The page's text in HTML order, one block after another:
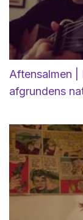
Aftensalmen |
afgrundens